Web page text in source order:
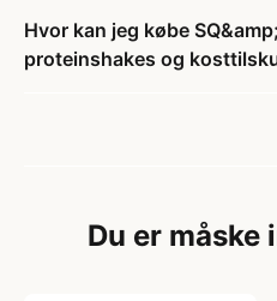
Hvor kan jeg købe
proteinshakes og
Du er måske